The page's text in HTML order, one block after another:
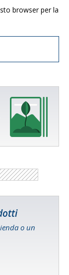
browser per la
o un